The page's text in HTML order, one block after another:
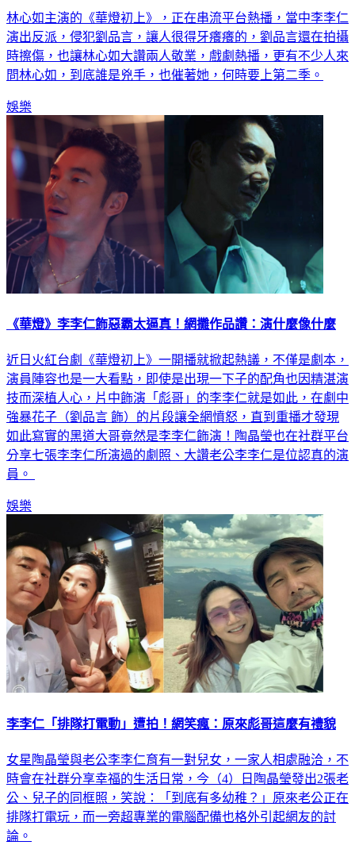
林心如主演的《華燈初上》，正在串流平台熱播，當中李李仁
演出反派，侵犯劉品言，讓人很得牙癢癢的，劉品言還在拍攝
時擦傷，也讓林心如大讚兩人敬業，戲劇熱播，更有不少人來
問林心如，到底誰是兇手，也催著她，何時要上第二季。
娛樂
《華燈》李李仁飾惡霸太逼真！網攤作品讚：演什麼像什麼
近日火紅台劇《華燈初上》一開播就掀起熱議，不僅是劇本，
演員陣容也是一大看點，即使是出現一下子的配角也因精湛演
技而深植人心，片中飾演「彪哥」的李李仁就是如此，在劇中
強暴花子（劉品言 飾）的片段讓全網憤怒，直到重播才發現
如此寫實的黑道大哥竟然是李李仁飾演！陶晶瑩也在社群平台
分享七張李李仁所演過的劇照、大讚老公李李仁是位認真的演
員。
娛樂
李李仁「排隊打電動」遭拍！網笑瘋：原來彪哥這麼有禮貌
女星陶晶瑩與老公李李仁育有一對兒女，一家人相處融洽，不
時會在社群分享幸福的生活日常，今（4）日陶晶瑩發出2張老
公、兒子的同框照，笑說：「到底有多幼稚？」原來老公正在
排隊打電玩，而一旁超專業的電腦配備也格外引起網友的討
論。